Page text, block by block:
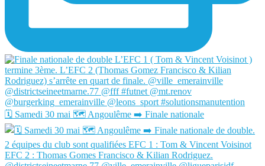
🗓️ Samedi 30 mai 🗺️ Angoulême ➡️ Finale nationale